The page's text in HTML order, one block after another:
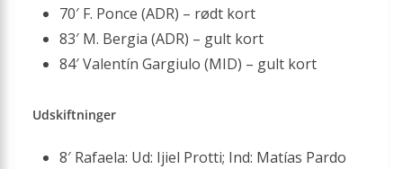
70′ F. Ponce (ADR) – rødt kort
83′ M. Bergia (ADR) – gult kort
84′ Valentín Gargiulo (MID) – gult kort
Udskiftninger
8′ Rafaela: Ud: Ijiel Protti; Ind: Matías Pardo